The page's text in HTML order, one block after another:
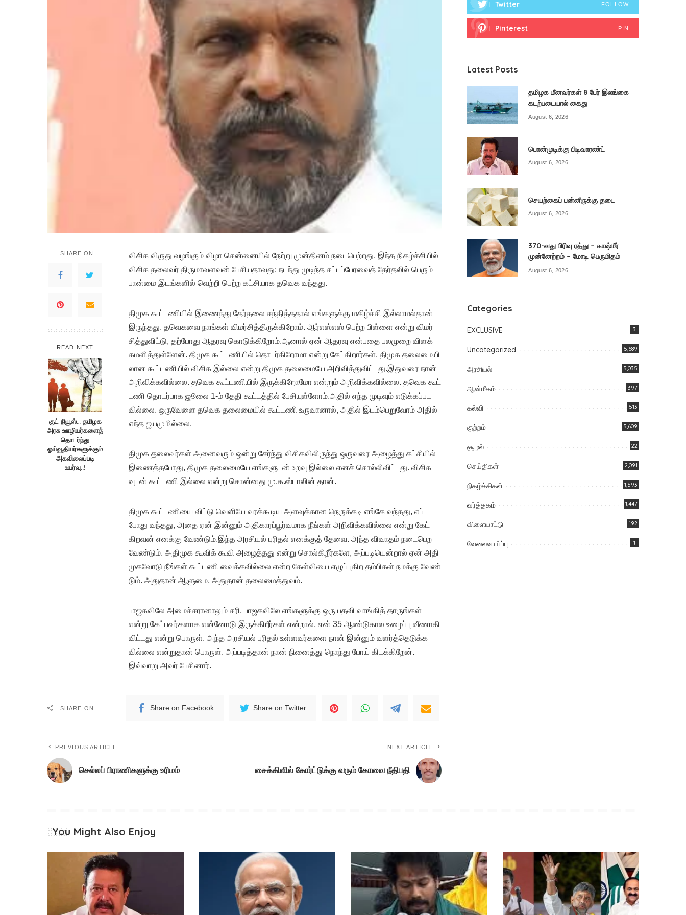
SHARE ON
READ NEXT
குட் நியூஸ்… தமிழக
அரசு ஊழியர்களைத்
தொடர்ந்து
ஓய்வூதியர்களுக்கும்
அகவிலைப்படி
உயர்வு..!
விசிக விருது வழங்​கும் விழா சென்​னை​யில் நேற்று முன்​தினம் நடை​பெற்​றது. இந்த நிகழ்ச்​சி​யில்
விசிக தலை​வர் திரு​மாவளவன் பேசி​ய​தாவது: நடந்து முடிந்த சட்​டப்​பேர​வைத் தேர்​தலில் பெரும்​
பான்மை இடங்​களில் வெற்றி பெற்ற கட்​சி​யாக தவெக வந்​தது.
திமுக கூட்​ட​ணி​யில் இணைந்து தேர்​தலை சந்​தித்​த​தால் எங்​களுக்கு மகிழ்ச்சி இல்​லாமல்​தான்
இருந்​தது. தவெகவை நாங்​கள் விமர்​சித்​திருக்​கிறோம். ஆர்​எஸ்​எஸ் பெற்ற பிள்ளை என்று விமர்​
சித்​து​விட்​டு, தற்​போது ஆதரவு கொடுக்​கிறோம்.ஆனால் ஏன் ஆதரவு என்​பதை பலமுறை விளக்​
கமளித்​துள்​ளேன். திமுக கூட்​ட​ணி​யில் தொடர்​கிறோமா என்று கேட்​கிறார்​கள். திமுக தலை​மையி​
லான கூட்​ட​ணி​யில் விசிக இல்லை என்று திமுக தலை​மையே அறி​வித்​து​விட்​டது.இது​வரை நான்
அறிவிக்​க​வில்​லை. தவெக கூட்​ட​ணி​யில் இருக்​கிறோமோ என்​றும் அறிவிக்​க​வில்​லை. தவெக கூட்​
டணி தொடர்​பாக ஜூலை 1-ம் தேதி கூட்​டத்​தில் பேசி​யுள்​ளோம்.அதில் எந்த முடி​வும் எடுக்​கப்​பட​
வில்​லை. ஒரு​வேளை தவெக தலை​மை​யில் கூட்​டணி உரு​வா​னால், அதில் இடம்​பெறுவோம் அதில்
எந்த ஐயமுமில்​லை.
திமுக தலை​வர்​கள் அனை​வரும் ஒன்​று சேர்ந்து விசிக​விலிருந்து ஒரு​வரை அழைத்து கட்​சி​யில்
இணைத்​த​போது, திமுக தலை​மையே எங்​களு​டன் உறவு இல்லை எனச் சொல்​லி​விட்​டது. விசிக​
வுடன் கூட்​டணி இல்லை என்று சொன்​னது மு.க.ஸ்டா​லின் தான்.
திமுக கூட்​ட​ணியை விட்டு வெளியே வரக்​கூடிய அளவுக்​கான நெருக்​கடி எங்கே வந்​தது, எப்​
போது வந்​தது, அதை ஏன் இன்​னும் அதி​காரப்​பூர்​வ​மாக நீங்​கள் அறிவிக்​க​வில்லை என்று கேட்​
கிறவன் எனக்கு வேண்​டும்.இந்த அரசி​யல் புரிதல் எனக்​குத் தேவை. அந்த விவாதம் நடை​பெற
வேண்​டும். அதி​முக கூவிக் கூவி அழைத்​தது என்று சொல்​கிறீர்​களே, அப்​படி​யென்​றால் ஏன் அதி​
முகவோடு நீங்​கள் கூட்​டணி வைக்​க​வில்லை என்ற கேள்​வியை எழுப்​பு​கிற தம்​பிகள் நமக்கு வேண்​
டும். அது​தான் ஆளு​மை, அது​தான் தலை​மைத்​து​வம்.
பாஜக​விலே அமைச்​ச​ரா​னாலும் சரி, பாஜக​விலே எங்​களுக்கு ஒரு பதவி வாங்​கித் தாருங்​கள்
என்று கேட்​பவர்​களாக என்​னோடு இருக்​கிறீர்​கள் என்​றால், என் 35 ஆண்​டு​கால உழைப்பு வீணாகி​
விட்​டது என்று பொருள். அந்த அரசி​யல் புரிதல் உள்​ளவர்​களை நான் இன்​னும் வளர்த்​தெடுக்​க​
வில்லை என்​று​தான் பொருள். அப்​படித்​தான் நான் நினைத்​து நொந்​து போய்​ கிடக்​கிறேன்​.
இவ்வாறு அவர் பேசினார்.
SHARE ON Share on Facebook Share on Twitter
PREVIOUS ARTICLE
செல்லப் பிராணிகளுக்கு உரிமம்
NEXT ARTICLE
சைக்கிளில் கோர்ட்டுக்கு வரும் கோவை நீதிபதி
Twitter FOLLOW
Pinterest PIN
Latest Posts
தமிழக மீனவர்கள் 8 பேர் இலங்கை
கடற்படையால் கைது
August 6, 2026
பொன்முடிக்கு பிடிவாரண்ட்
August 6, 2026
செயற்கைப் பன்னீருக்கு தடை
August 6, 2026
370-வது பிரிவு ரத்து – காஷ்மீர்
முன்னேற்றம் – மோடி பெருமிதம்
August 6, 2026
Categories
EXCLUSIVE 3
Uncategorized 5,689
அரசியல் 5,035
ஆன்மீகம் 397
கல்வி 513
குற்றம் 5,609
சூழல் 22
செய்திகள் 2,091
நிகழ்ச்சிகள் 1,593
வர்த்தகம் 1,447
விளையாட்டு 192
வேலைவாய்ப்பு 1
You Might Also Enjoy